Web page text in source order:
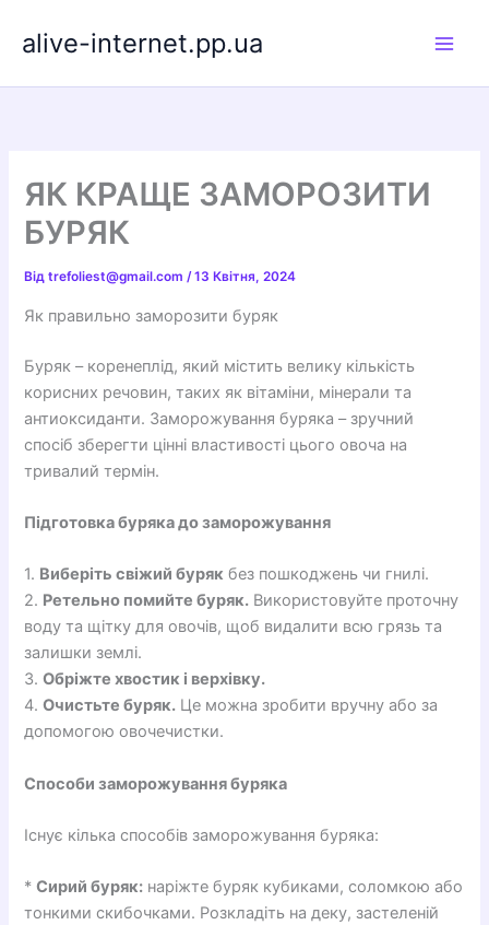
alive-internet.pp.ua
ЯК КРАЩЕ ЗАМОРОЗИТИ
БУРЯК
Відtrefoliest@gmail.com/13 Квітня, 2024
Як правильно заморозити буряк
Буряк – коренеплід, який містить велику кількість
корисних речовин, таких як вітаміни, мінерали та
антиоксиданти. Заморожування буряка – зручний
спосіб зберегти цінні властивості цього овоча на
тривалий термін.
Підготовка буряка до заморожування
1. Виберіть свіжий буряк без пошкоджень чи гнилі.
2. Ретельно помийте буряк. Використовуйте проточну
воду та щітку для овочів, щоб видалити всю грязь та
залишки землі.
3.Обріжте хвостик і верхівку.
4.Очистьте буряк. Це можна зробити вручну або за
допомогою овочечистки.
Способи заморожування буряка
Існує кілька способів заморожування буряка:
*Сирий буряк: наріжте буряк кубиками, соломкою або
тонкими скибочками. Розкладіть на деку, застеленій